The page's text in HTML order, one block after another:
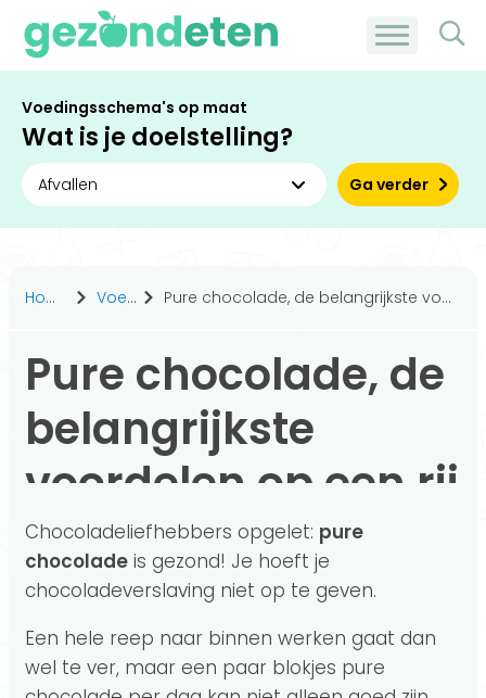
Voedingsschema's op maat
Wat is je doelstelling?
Ga verder
Home Voeding Pure chocolade, de belangrijkste voordelen op een rij
Pure chocolade, de
belangrijkste
voordelen op een rij
Chocoladeliefhebbers opgelet: pure
chocolade is gezond! Je hoeft je
chocoladeverslaving niet op te geven.
Een hele reep naar binnen werken gaat dan
wel te ver, maar een paar blokjes pure